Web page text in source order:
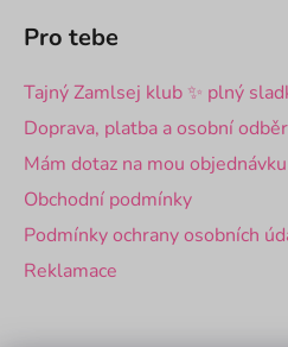
Pro tebe
Tajný Zamlsej klub ✨ plný
Doprava, platba a osobní odběr
Mám dotaz na mou
Obchodní podmínky
Podmínky ochrany osobních
Reklamace